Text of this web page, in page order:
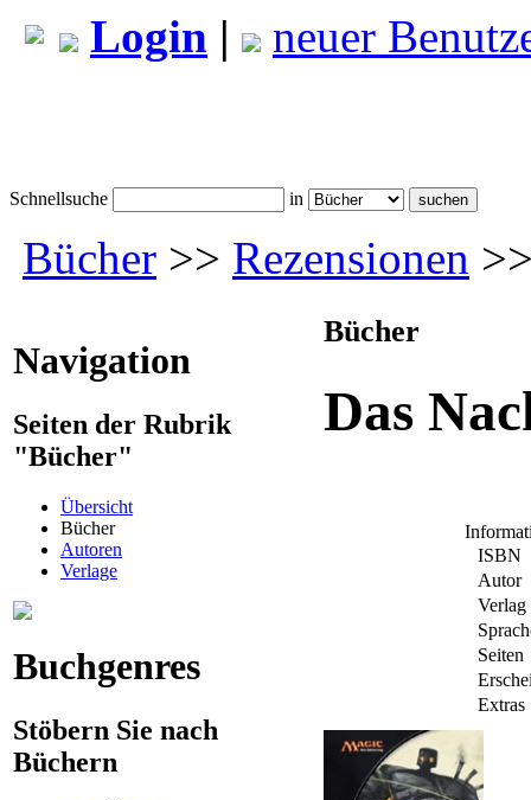
Login | neuer
Schnellsuche in
Bücher >> Rezensionen
Navigation
Seiten der Rubrik
"Bücher"
Übersicht
Bücher
Autoren
Verlage
Buchgenres
Stöbern Sie nach
Büchern
Bücher
Das
ISBN
Autor
Verlag
Seiten
Extras